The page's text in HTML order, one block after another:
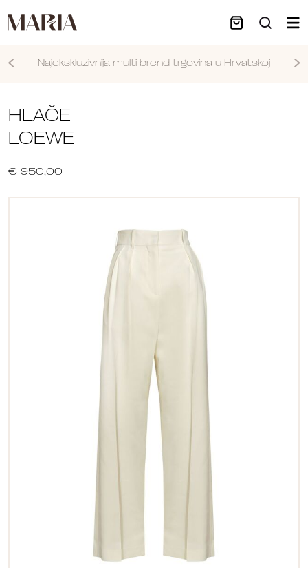
Najekskluzivnija multi brend trgovina u Hrvatskoj
HLAČE
LOEWE
€ 950,00